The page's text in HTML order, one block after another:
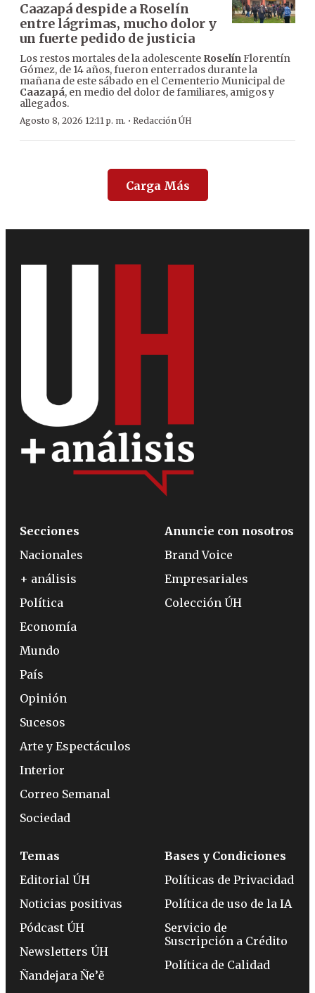
Caazapá despide a Roselín
entre lágrimas, mucho dolor y
un fuerte pedido de justicia
Los restos mortales de la adolescente RoselínFlorentín
Gómez, de 14 años, fueron enterrados durante la
mañana de este sábado en el Cementerio Municipal de
Caazapá, en medio del dolor de familiares, amigos y
allegados.
Agosto 8, 2026 12:11 p. m. · Redacción ÚH
Carga Más
Secciones
Nacionales
+ análisis
Política
Economía
Mundo
País
Opinión
Sucesos
Arte y Espectáculos
Interior
Correo Semanal
Sociedad
Anuncie con nosotros
Brand Voice
Empresariales
Colección ÚH
Temas
Editorial ÚH
Noticias positivas
Pódcast ÚH
Newsletters ÚH
Ñandejara Ñe’ẽ
Bases y Condiciones
Políticas de Privacidad
Política de uso de la IA
Servicio de
Suscripción a Crédito
Política de Calidad